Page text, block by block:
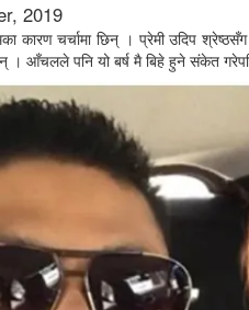
2019
कारण चर्चामा छिन् । प्रेमी उदिप
। आँचलले पनि यो बर्ष मै बिहे हुने संकेत